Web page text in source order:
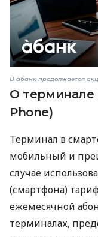
В àбанк продолжается
О терминале
Phone)
Терминал в
мобильный и
случае
(смартфона)
ежемесячной
терминалах,